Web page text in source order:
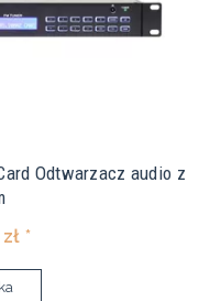
Odtwarzacz audio z
*